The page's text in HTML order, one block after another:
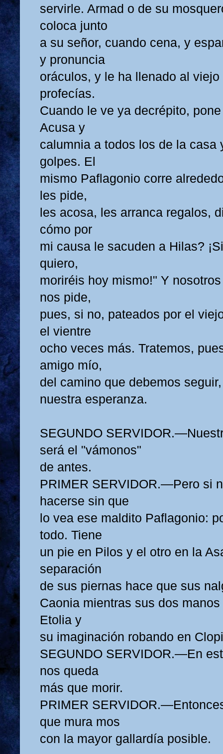
servirle. Armad o de su
coloca junto
a su señor, cuando cena, y
y pronuncia
oráculos, y le ha llenado al
profecías.
Cuando le ve ya decrépito,
Acusa y
calumnia a todos los de la casa
golpes. El
mismo Paflagonio corre
les pide,
les acosa, les arranca regalos,
cómo por
mi causa le sacuden a Hilas?
quiero,
moriréis hoy mismo!" Y
nos pide,
pues, si no, pateados por el
el vientre
ocho veces más. Tratemos,
amigo mío,
del camino que debemos
nuestra esperanza.
SEGUNDO
será el "vámonos"
de antes.
PRIMER SERVIDOR.—Pero si
hacerse sin que
lo vea ese maldito Paflagonio:
todo. Tiene
un pie en Pilos y el otro en la
separación
de sus piernas hace que sus
Caonia mientras sus dos
Etolia y
su imaginación robando en
SEGUNDO SERVIDOR.—En
nos queda
más que morir.
PRIMER
que mura mos
con la mayor gallardía posible.